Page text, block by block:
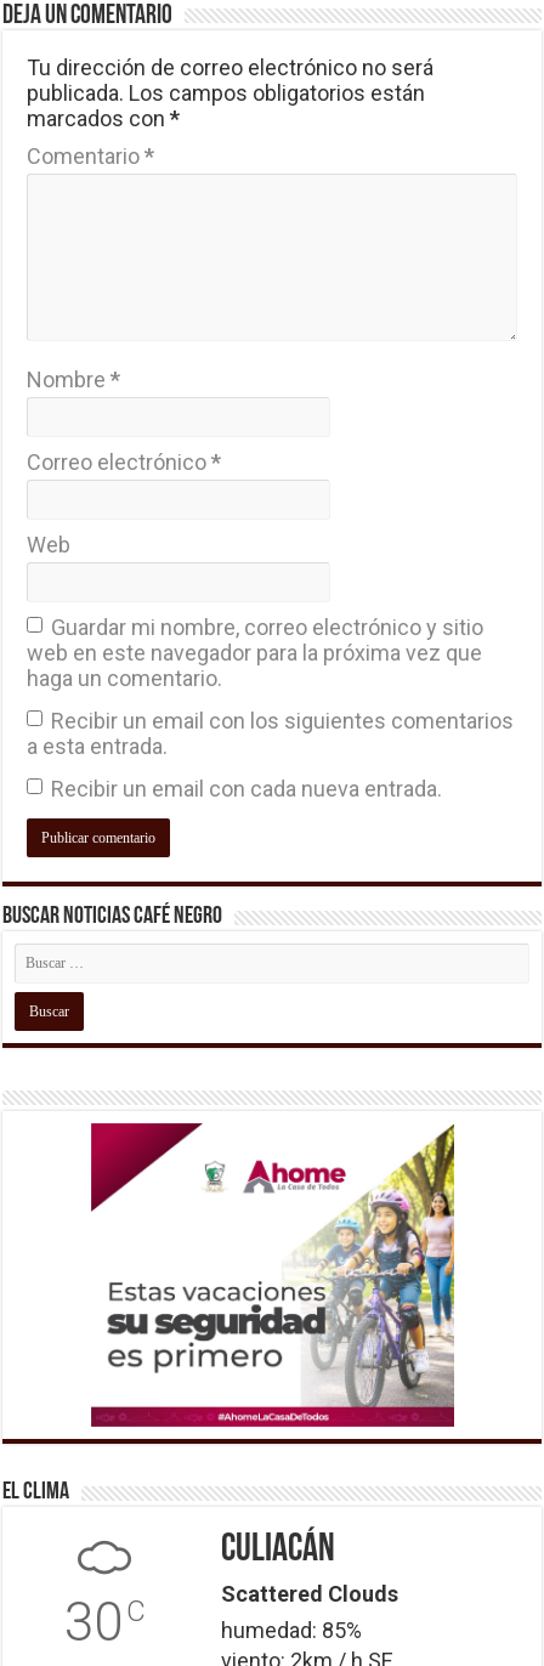
Deja un comentario
Tu dirección de correo electrónico no será
publicada. Los campos obligatorios están
marcados con*
Comentario*
Nombre*
Correo electrónico*
Web
Guardar mi nombre, correo electrónico y sitio
web en este navegador para la próxima vez que
haga un comentario.
Recibir un email con los siguientes comentarios
a esta entrada.
Recibir un email con cada nueva entrada.
Buscar Noticias Café Negro
El Clima
30 C
Culiacán
Scattered Clouds
humedad: 85%
viento: 2km / h SE